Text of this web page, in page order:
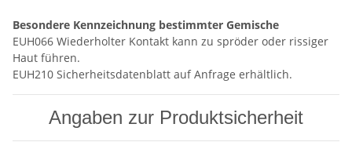
Besondere Kennzeichnung bestimmter Gemische
EUH066 Wiederholter Kontakt kann zu spröder oder rissiger
Haut führen.
EUH210 Sicherheitsdatenblatt auf Anfrage erhältlich.
Angaben zur Produktsicherheit